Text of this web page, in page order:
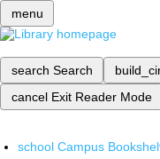
menu
search Search
cancel Exit Reader Mode
school Campus